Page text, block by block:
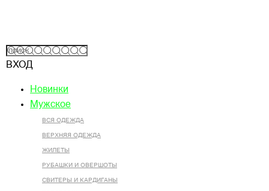
ВХОД
Новинки
Мужское
ВСЯ ОДЕЖДА
ВЕРХНЯЯ ОДЕЖДА
ЖИЛЕТЫ
РУБАШКИ И ОВЕРШОТЫ
СВИТЕРЫ И КАРДИГАНЫ